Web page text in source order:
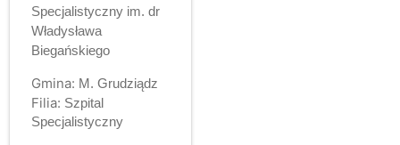
Specjalistyczny im. dr
Władysława
Biegańskiego
Gmina: M. Grudziądz
Filia: Szpital
Specjalistyczny